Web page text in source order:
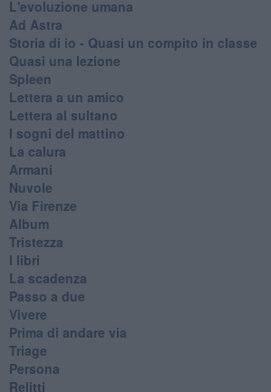
L'evoluzione umana
Ad Astra
Storia di io - Quasi un compito in classe
Quasi una lezione
Spleen
Lettera a un amico
Lettera al sultano
I sogni del mattino
La calura
Armani
Nuvole
Via Firenze
Album
Tristezza
I libri
La scadenza
Passo a due
Vivere
Prima di andare via
Triage
Persona
Relitti